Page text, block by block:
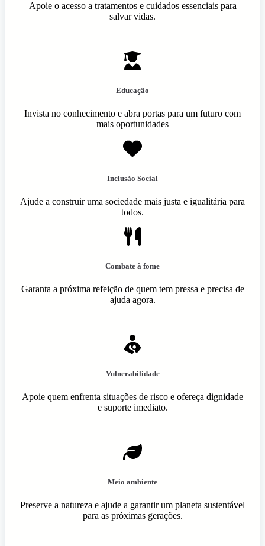
Apoie o acesso a tratamentos e cuidados essenciais para
salvar vidas.
Educação
Invista no conhecimento e abra portas para um futuro com
mais oportunidades
Inclusão Social
Ajude a construir uma sociedade mais justa e igualitária para
todos.
Combate à fome
Garanta a próxima refeição de quem tem pressa e precisa de
ajuda agora.
Vulnerabilidade
Apoie quem enfrenta situações de risco e ofereça dignidade
e suporte imediato.
Meio ambiente
Preserve a natureza e ajude a garantir um planeta sustentável
para as próximas gerações.